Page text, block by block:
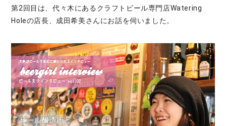
第2回目は、代々木にあるクラフトビール専門店Watering
Holeの店長、成田希美さんにお話を伺いました。